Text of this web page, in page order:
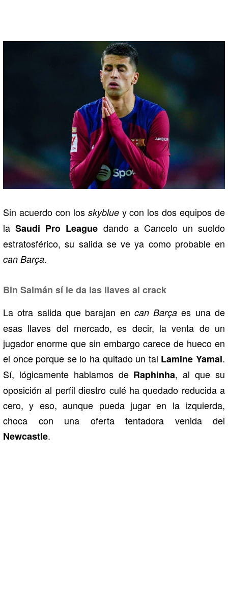
Sin acuerdo con los skyblue y con los dos equipos de
laSaudi Pro League dando a Cancelo un sueldo
estratosférico, su salida se ve ya como probable en
can Barça.
Bin Salmán sí le da las llaves al crack
La otra salida que barajan en can Barça es una de
esas llaves del mercado, es decir, la venta de un
jugador enorme que sin embargo carece de hueco en
el once porque se lo ha quitado un tal Lamine Yamal.
Sí, lógicamente hablamos de Raphinha, al que su
oposición al perfil diestro culé ha quedado reducida a
cero, y eso, aunque pueda jugar en la izquierda,
choca con una oferta tentadora venida del
Newcastle.